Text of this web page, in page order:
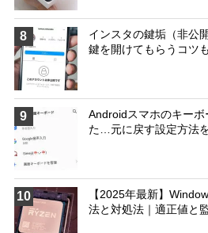
8
インスタの鍵垢（非公
鍵を開けてもらうコツ
9
Androidスマホのキー
た…元に戻す設定方法
10
【2025年最新】
法と対処法｜適正値と